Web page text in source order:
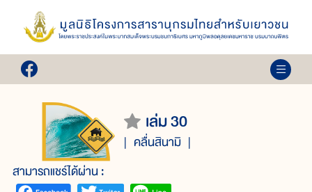
เล่ม 30
คลื่นสินามิ
สามารถแชร์ได้ผ่าน :